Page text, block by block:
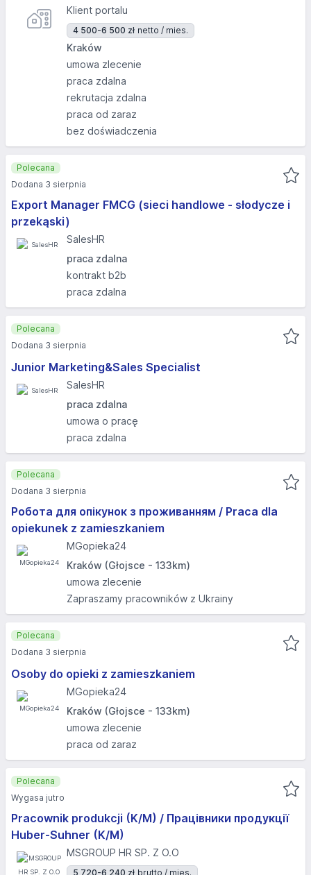
Klient portalu
4 500-6 500 zł netto / mies.
Kraków
umowa zlecenie
praca zdalna
rekrutacja zdalna
praca od zaraz
bez doświadczenia
Export Manager FMCG (sieci handlowe - słodycze i
przekąski)
SalesHR
praca zdalna
kontrakt b2b
praca zdalna
Polecana
Dodana 3 sierpnia
Junior Marketing&Sales Specialist
SalesHR
praca zdalna
umowa o pracę
praca zdalna
Polecana
Dodana 3 sierpnia
Робота для опікунок з проживанням / Praca dla
opiekunek z zamieszkaniem
MGopieka24
Kraków (Głojsce - 133km)
umowa zlecenie
Zapraszamy pracowników z Ukrainy
Polecana
Dodana 3 sierpnia
Osoby do opieki z zamieszkaniem
MGopieka24
Kraków (Głojsce - 133km)
umowa zlecenie
praca od zaraz
Polecana
Dodana 3 sierpnia
Pracownik produkcji (K/M) / Працівники продукції
Huber-Suhner (K/M)
MSGROUP HR SP. Z O.O
5 720-6 240 zł brutto / mies.
Polecana
Wygasa jutro